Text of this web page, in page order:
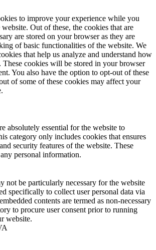
to improve your experience while you
Out of these, the cookies that are
are stored on your browser as they are
of basic functionalities of the website. We
that help us analyze and understand how
These cookies will be stored in your browser
You also have the option to opt-out of these
of some of these cookies may affect your
absolutely essential for the website to
category only includes cookies that ensures
security features of the website. These
personal information.
not be particularly necessary for the website
specifically to collect user personal data via
contents are termed as non-necessary
to procure user consent prior to running
website.